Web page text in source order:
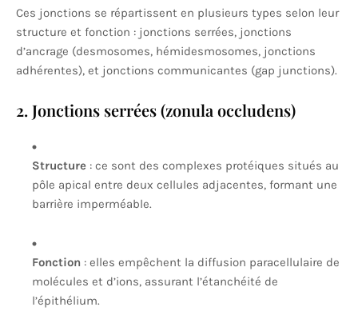
Ces jonctions se répartissent en plusieurs types selon leur
structure et fonction : jonctions serrées, jonctions
d’ancrage (desmosomes, hémidesmosomes, jonctions
adhérentes), et jonctions communicantes (gap junctions).
2. Jonctions serrées (zonula occludens)
Structure : ce sont des complexes protéiques situés au
pôle apical entre deux cellules adjacentes, formant une
barrière imperméable.
Fonction : elles empêchent la diffusion paracellulaire de
molécules et d’ions, assurant l’étanchéité de
l’épithélium.